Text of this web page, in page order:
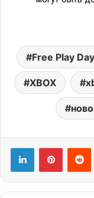
Free Play
XBOX